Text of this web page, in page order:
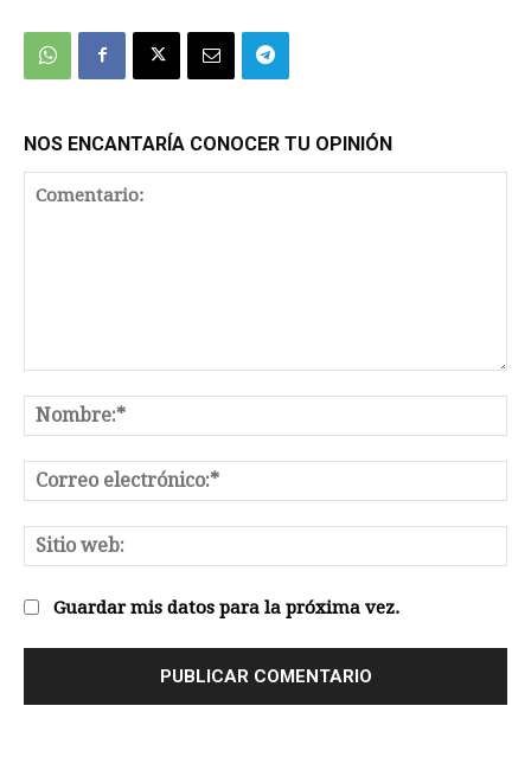
NOS ENCANTARÍA CONOCER TU OPINIÓN
Guardar mis datos para la próxima vez.